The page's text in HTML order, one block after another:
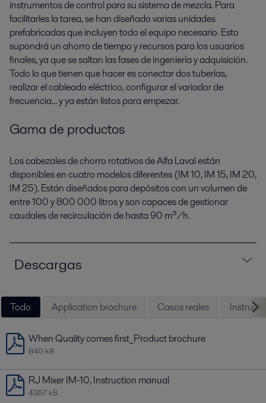
instrumentos de control para su sistema de mezcla. Para
facilitarles la tarea, se han diseñado varias unidades
prefabricadas que incluyen todo el equipo necesario. Esto
supondrá un ahorro de tiempo y recursos para los usuarios
finales, ya que se saltan las fases de ingeniería y adquisición.
Todo lo que tienen que hacer es conectar dos tuberías,
realizar el cableado eléctrico, configurar el variador de
frecuencia... y ya están listos para empezar.
Gama de productos
Los cabezales de chorro rotativos de Alfa Laval están
disponibles en cuatro modelos diferentes (IM 10, IM 15, IM 20,
IM 25). Están diseñados para depósitos con un volumen de
entre 100 y 800 000 litros y son capaces de gestionar
caudales de recirculación de hasta 90 m³/h.
Descargas
Todo Application brochure Casos reales
When Quality comes first_Product brochure
840 kB
RJ Mixer IM-10, Instruction manual
4357 kB